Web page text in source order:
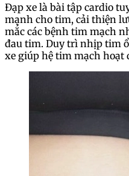
Đạp xe là bài tập cardio
mạnh cho tim, cải thiện
mắc các bệnh tim mạch
đau tim. Duy trì nhịp tim
xe giúp hệ tim mạch hoạt